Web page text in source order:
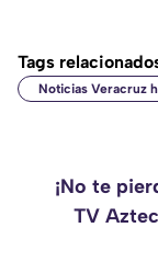
Tags
Noticias Veracruz
¡No te
TV